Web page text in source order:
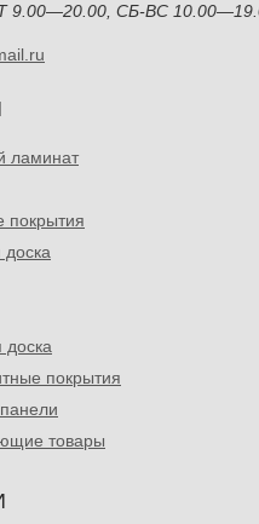
9.00—20.00, СБ-ВС
ламинат
покрытия
доска
доска
покрытия
товары